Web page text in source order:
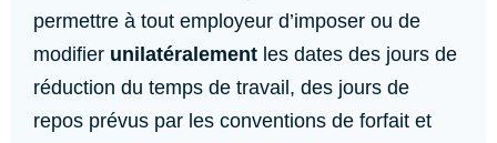
permettre à tout employeur d’imposer ou de
modifier unilatéralement les dates des jours de
réduction du temps de travail, des jours de
repos prévus par les conventions de forfait et